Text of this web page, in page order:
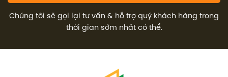
Chúng tôi sẽ gọi lại tư vấn & hỗ trợ quý khách hàng trong
thời gian sớm nhất có thể.